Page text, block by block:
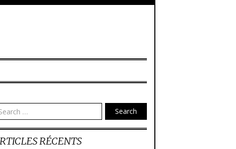
Search
RÉCENTS